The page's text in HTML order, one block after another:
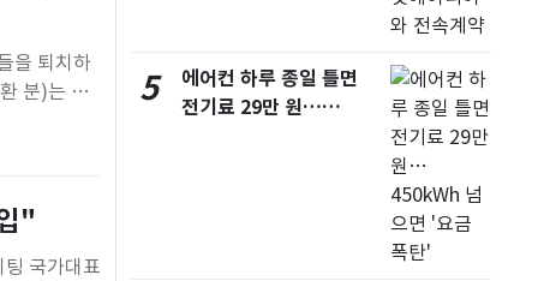
을 퇴치하
분)는 마
이 아이
"
국가대표
5
에어컨 하루 종일 틀면
전기료 29만 원…